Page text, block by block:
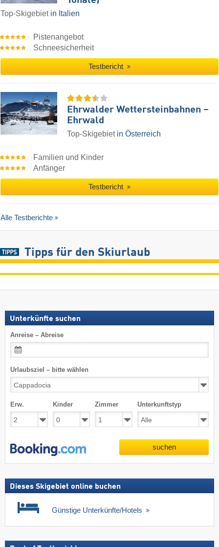
Top-Skigebiet in Italien
Pistenangebot
Schneesicherheit
Testbericht
Ehrwalder Wettersteinbahnen –
Ehrwald
Top-Skigebiet in Österreich
Familien und Kinder
Anfänger
Testbericht
Alle Testberichte
Tipps für den Skiurlaub
Unterkünfte suchen
Anreise – Abreise
Urlaubsziel – bitte wählen
Erw. Kinder Zimmer Unterkunftstyp
suchen
Dieses Skigebiet online buchen
Günstige Unterkünfte/Hotels